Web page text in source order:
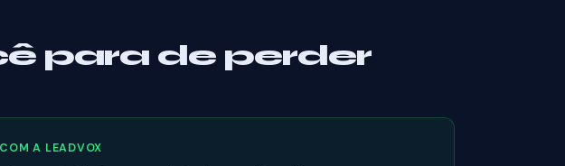
para de perder
A LEADVOX